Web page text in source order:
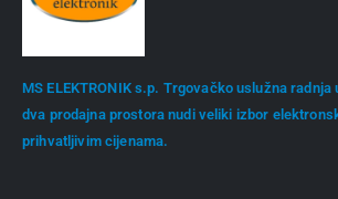
MS ELEKTRONIK s.p. Trgovačko uslužna radnja
dva prodajna prostora nudi veliki izbor
prihvatljivim cijenama.